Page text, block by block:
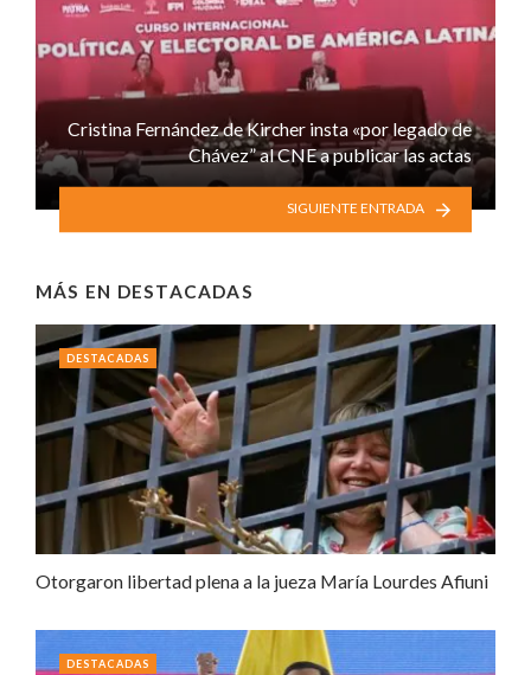
Cristina Fernández de Kircher insta «por legado de
Chávez” al CNE a publicar las actas
SIGUIENTE ENTRADA
MÁS EN DESTACADAS
Otorgaron libertad plena a la jueza María Lourdes Afiuni
DESTACADAS
DESTACADAS